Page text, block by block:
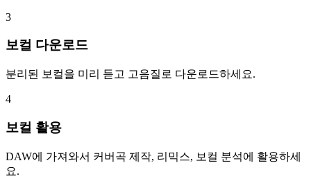
3
보컬 다운로드
분리된 보컬을 미리 듣고 고음질로 다운로드하세요.
4
보컬 활용
DAW에 가져와서 커버곡 제작, 리믹스, 보컬 분석에 활용하세
요.